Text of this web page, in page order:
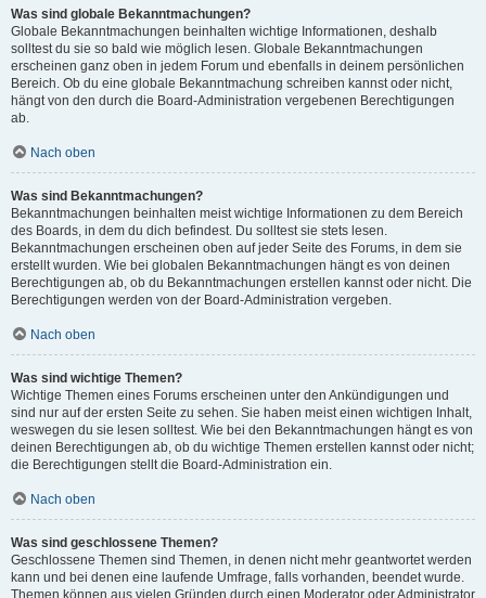
Was sind globale Bekanntmachungen?
Globale Bekanntmachungen beinhalten wichtige Informationen, deshalb
solltest du sie so bald wie möglich lesen. Globale Bekanntmachungen
erscheinen ganz oben in jedem Forum und ebenfalls in deinem persönlichen
Bereich. Ob du eine globale Bekanntmachung schreiben kannst oder nicht,
hängt von den durch die Board-Administration vergebenen Berechtigungen
ab.
Nach oben
Was sind Bekanntmachungen?
Bekanntmachungen beinhalten meist wichtige Informationen zu dem Bereich
des Boards, in dem du dich befindest. Du solltest sie stets lesen.
Bekanntmachungen erscheinen oben auf jeder Seite des Forums, in dem sie
erstellt wurden. Wie bei globalen Bekanntmachungen hängt es von deinen
Berechtigungen ab, ob du Bekanntmachungen erstellen kannst oder nicht. Die
Berechtigungen werden von der Board-Administration vergeben.
Nach oben
Was sind wichtige Themen?
Wichtige Themen eines Forums erscheinen unter den Ankündigungen und
sind nur auf der ersten Seite zu sehen. Sie haben meist einen wichtigen Inhalt,
weswegen du sie lesen solltest. Wie bei den Bekanntmachungen hängt es von
deinen Berechtigungen ab, ob du wichtige Themen erstellen kannst oder nicht;
die Berechtigungen stellt die Board-Administration ein.
Nach oben
Was sind geschlossene Themen?
Geschlossene Themen sind Themen, in denen nicht mehr geantwortet werden
kann und bei denen eine laufende Umfrage, falls vorhanden, beendet wurde.
Themen können aus vielen Gründen durch einen Moderator oder Administrator